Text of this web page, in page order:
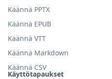
Käyttötapaukset
Käännä PPTX
Käännä EPUB
Käännä VTT
Käännä Markdown
Käännä CSV